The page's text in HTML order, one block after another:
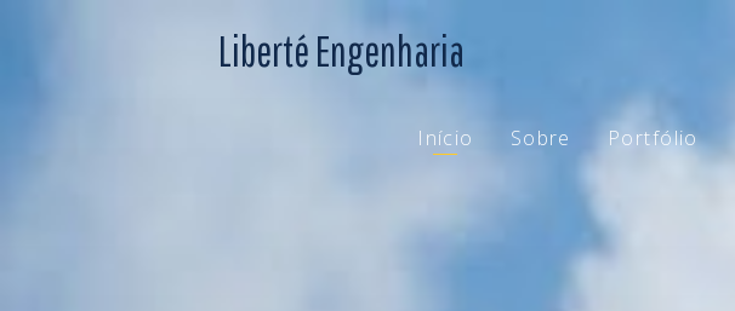
Liberté Engenharia
Início Sobre Portfólio